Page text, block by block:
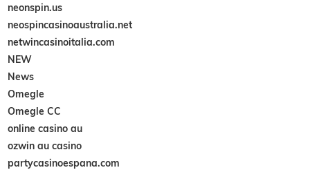
neonspin.us
neospincasinoaustralia.net
netwincasinoitalia.com
NEW
News
Omegle
Omegle CC
online casino au
ozwin au casino
partycasinoespana.com